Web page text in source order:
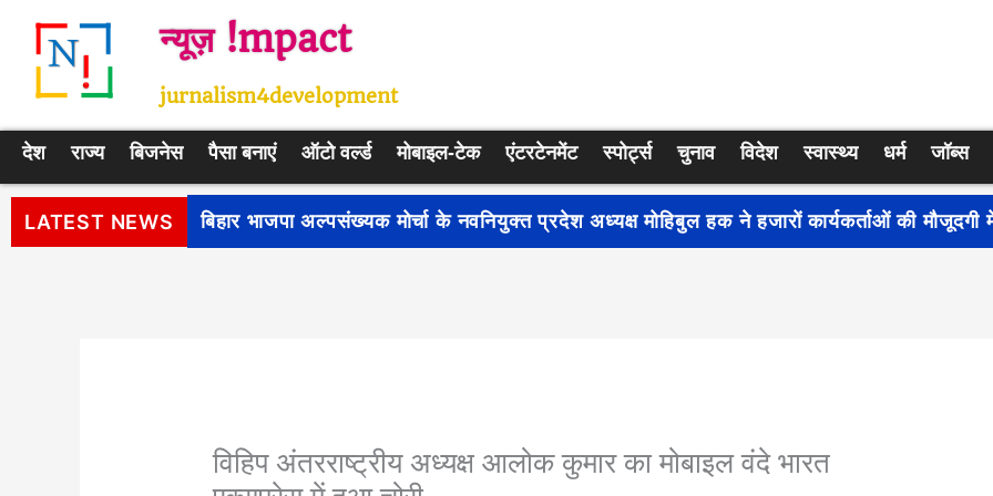
न्यूज़ !mpact
jurnalism4development
देश राज्य बिजनेस पैसा बनाएं ऑटो वर्ल्ड मोबाइल-टेक एंटरटेनमेंट स्पोर्ट्स चुनाव विदेश स्वास्थ्य धर्म जॉब्स
LATEST NEWS पीएम सूर्य घर: मुफ्त बिजली योजना के प्रति जागरूकता बढ़ाने के लिए देशभर में शुरू हुआ नुक्कड़ नाटक
विहिप अंतरराष्ट्रीय अध्यक्ष आलोक कुमार का मोबाइल वंदे भारत